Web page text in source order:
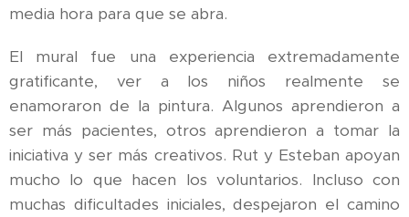
media hora para que se abra.
El mural fue una experiencia extremadamente
gratificante, ver a los niños realmente se
enamoraron de la pintura. Algunos aprendieron a
ser más pacientes, otros aprendieron a tomar la
iniciativa y ser más creativos. Rut y Esteban apoyan
mucho lo que hacen los voluntarios. Incluso con
muchas dificultades iniciales, despejaron el camino